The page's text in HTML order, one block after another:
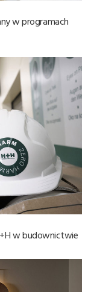
w programach
w budownictwie